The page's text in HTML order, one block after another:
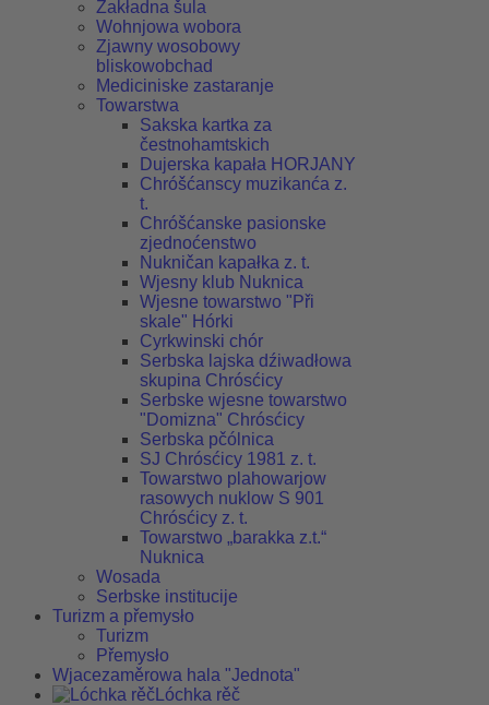
Zakładna šula
Wohnjowa wobora
Zjawny wosobowy
bliskowobchad
Mediciniske zastaranje
Towarstwa
Sakska kartka za
čestnohamtskich
Dujerska kapała HORJANY
Chróšćanscy muzikanća z.
t.
Chróšćanske pasionske
zjednoćenstwo
Nukničan kapałka z. t.
Wjesny klub Nuknica
Wjesne towarstwo "Při
skale" Hórki
Cyrkwinski chór
Serbska lajska dźiwadłowa
skupina Chrósćicy
Serbske wjesne towarstwo
"Domizna" Chrósćicy
Serbska pčólnica
SJ Chrósćicy 1981 z. t.
Towarstwo plahowarjow
rasowych nuklow S 901
Chrósćicy z. t.
Towarstwo „barakka z.t.“
Nuknica
Wosada
Serbske institucije
Turizm a přemysło
Turizm
Přemysło
Wjacezaměrowa hala "Jednota"
Lóchka rěč